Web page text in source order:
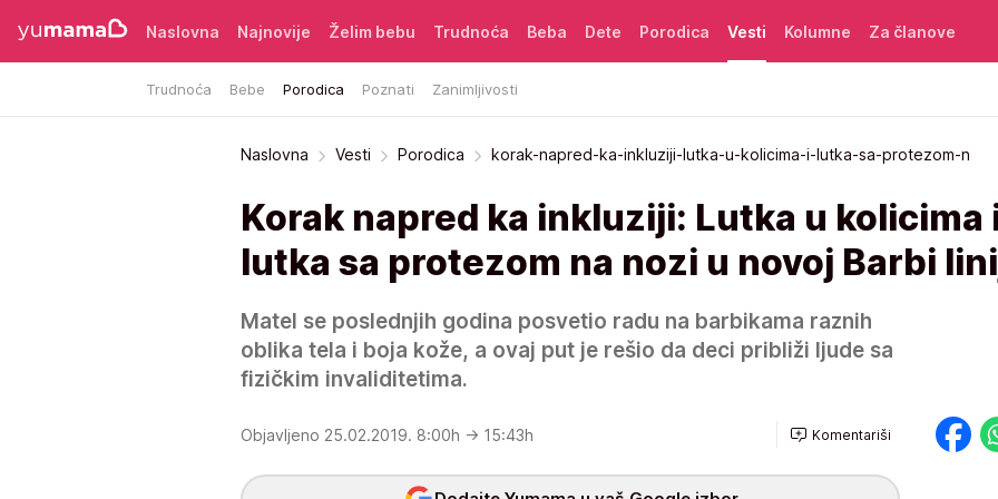
Naslovna Najnovije Želim bebu Trudnoća Beba Dete Porodica Vesti
Trudnoća Bebe Porodica Poznati Zanimljivosti
Kolumne Za članove
Naslovna Vesti Porodica korak-napred-ka-inkluziji-lutka-u-kolicima-i-lutka-sa-protezom-n
Korak napred ka inkluziji: Lutka u kolicima
lutka sa protezom na nozi u novoj Barbi
Matel se poslednjih godina posvetio radu na barbikama raznih
oblika tela i boja kože, a ovaj put je rešio da deci približi ljude sa
fizičkim invaliditetima.
Objavljeno 25.02.2019. 8:00h → 15:43h Komentariši